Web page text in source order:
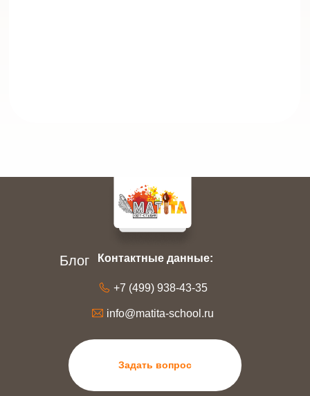
Задать вопрос
+7 (499) 938-43-35
info@matita-school.ru
Контактные данные:
Блог